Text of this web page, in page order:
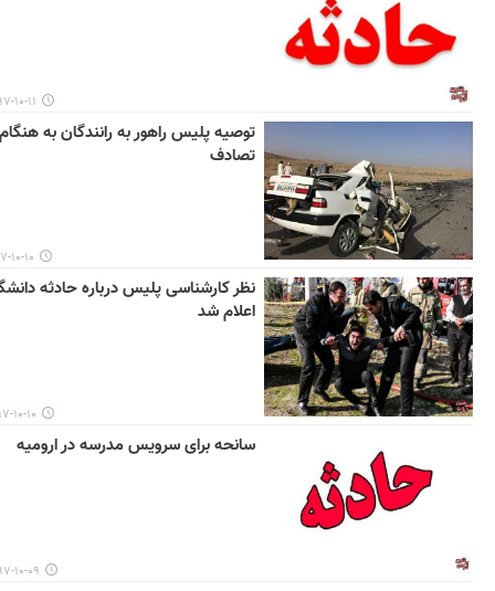
۱۳۹۷-۱۰-
توصیه پلیس راهور به رانندگان به
تصادف
۱۳۹۷-۱۰-
نظر کارشناسی پلیس درباره حادثه
اعلام شد
۱۳۹۷-۱۰-
سانحه برای سرویس مدرسه در ارومیه
۱۳۹۷-۱۰-